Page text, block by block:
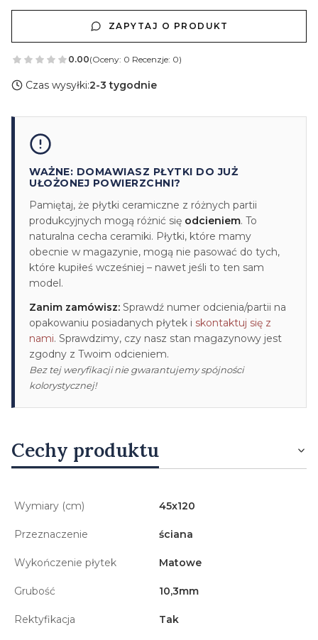
ZAPYTAJ O PRODUKT
0.00(Oceny: 0 Recenzje: 0)
Czas wysyłki:2-3 tygodnie
WAŻNE: DOMAWIASZ PŁYTKI DO JUŻ
UŁOŻONEJ POWIERZCHNI?
Pamiętaj, że płytki ceramiczne z różnych partii
produkcyjnych mogą różnić się odcieniem. To
naturalna cecha ceramiki. Płytki, które mamy
obecnie w magazynie, mogą nie pasować do tych,
które kupiłeś wcześniej – nawet jeśli to ten sam
model.
Zanim zamówisz: Sprawdź numer odcienia/partii na
opakowaniu posiadanych płytek i skontaktuj się z
nami. Sprawdzimy, czy nasz stan magazynowy jest
zgodny z Twoim odcieniem.
Bez tej weryfikacji nie gwarantujemy spójności
kolorystycznej!
Cechy produktu
Wymiary (cm) 45x120
Przeznaczenie ściana
Wykończenie płytek Matowe
Grubość 10,3mm
Rektyfikacja Tak